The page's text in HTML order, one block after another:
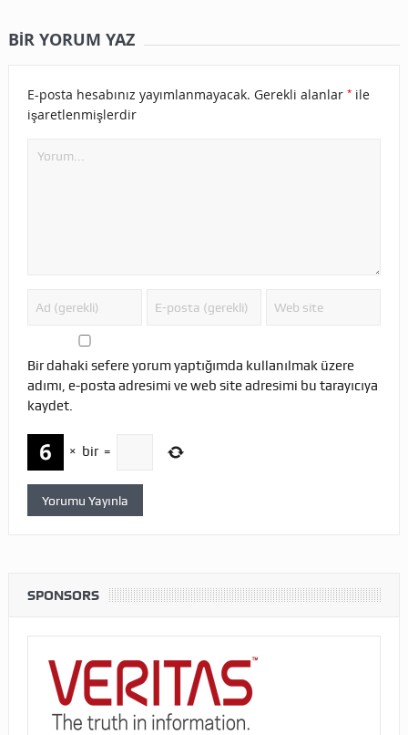
BIR YORUM YAZ
E-posta hesabınız yayımlanmayacak. Gerekli alanlar *ile
işaretlenmişlerdir
Bir dahaki sefere yorum yaptığımda kullanılmak üzere
adımı, e-posta adresimi ve web site adresimi bu tarayıcıya
kaydet.
× bir =
SPONSORS